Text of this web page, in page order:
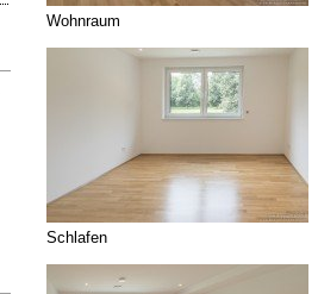
Wohnraum
Schlafen